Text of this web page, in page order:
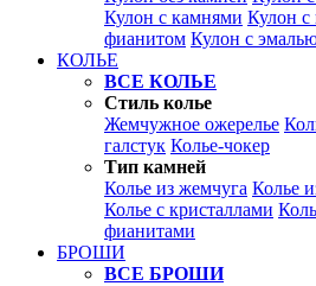
Кулон с камнями Кулон с
фианитом Кулон с
КОЛЬЕ
ВСЕ КОЛЬЕ
Стиль колье
Жемчужное ожерелье
галстук Колье-чокер
Тип камней
Колье из жемчуга Колье
Колье с кристаллами
фианитами
БРОШИ
ВСЕ БРОШИ